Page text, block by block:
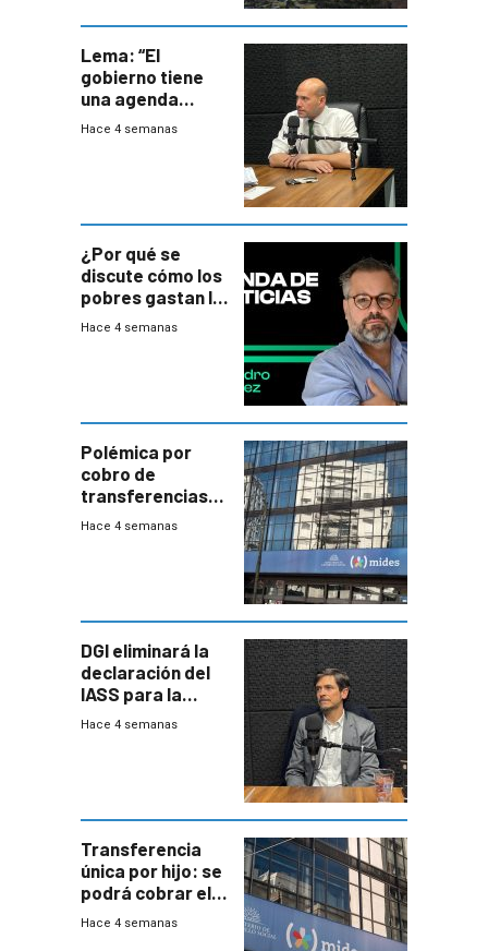
Lema: “El
gobierno tiene
una agenda
destructiva”
Hace 4 semanas
¿Por qué se
discute cómo los
pobres gastan la
plata?
Hace 4 semanas
Polémica por
cobro de
transferencias
del Mides en
Hace 4 semanas
DGI eliminará la
declaración del
IASS para la
mayoría de los
Hace 4 semanas
Transferencia
única por hijo: se
podrá cobrar el
100% en efectivo
Hace 4 semanas